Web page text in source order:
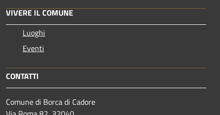
VIVERE IL COMUNE
Luoghi
Eventi
CONTATTI
Comune di Borca di Cadore